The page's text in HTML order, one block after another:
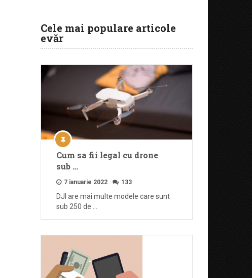
Cele mai populare articole
evăr
Cum sa fii legal cu drone
sub …
7 ianuarie 2022 133
DJI are mai multe modele care sunt
sub 250 de …